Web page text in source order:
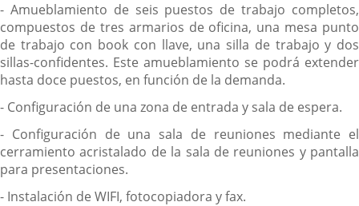
- Amueblamiento de seis puestos de trabajo completos,
compuestos de tres armarios de oficina, una mesa punto
de trabajo con book con llave, una silla de trabajo y dos
sillas-confidentes. Este amueblamiento se podrá extender
hasta doce puestos, en función de la demanda.
- Configuración de una zona de entrada y sala de espera.
- Configuración de una sala de reuniones mediante el
cerramiento acristalado de la sala de reuniones y pantalla
para presentaciones.
- Instalación de WIFI, fotocopiadora y fax.